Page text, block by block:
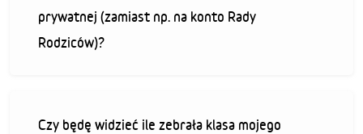
prywatnej (zamiast np. na konto Rady
Rodziców)?
Czy będę widzieć ile zebrała klasa mojego